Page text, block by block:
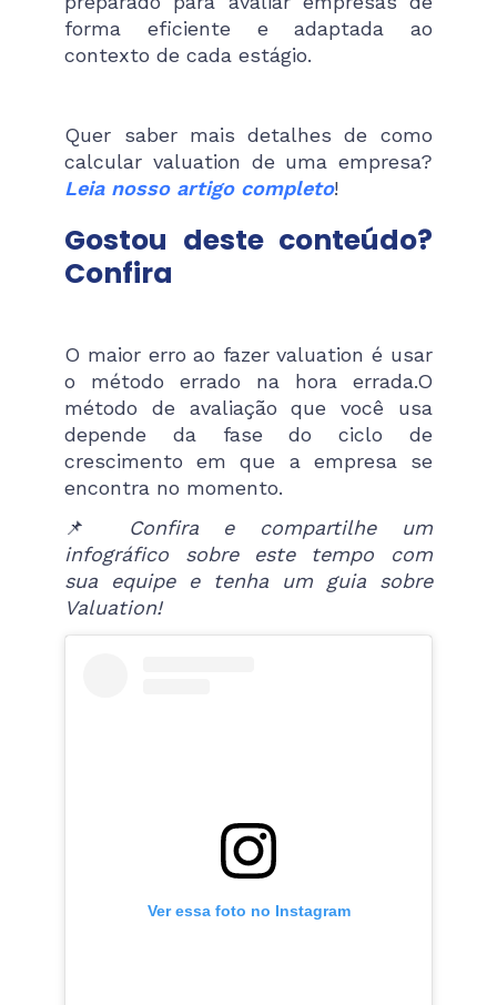
forma eficiente e adaptada ao
contexto de cada estágio.
Quer saber mais detalhes de como
calcular valuation de uma empresa?
Leia nosso artigo completo!
Gostou deste conteúdo?
Confira
O maior erro ao fazer valuation é usar
o método errado na hora errada.O
método de avaliação que você usa
depende da fase do ciclo de
crescimento em que a empresa se
encontra no momento.
📌
Confira e compartilhe um
infográfico sobre este tempo com
sua equipe e tenha um guia sobre
Valuation!
Ver essa foto no Instagram